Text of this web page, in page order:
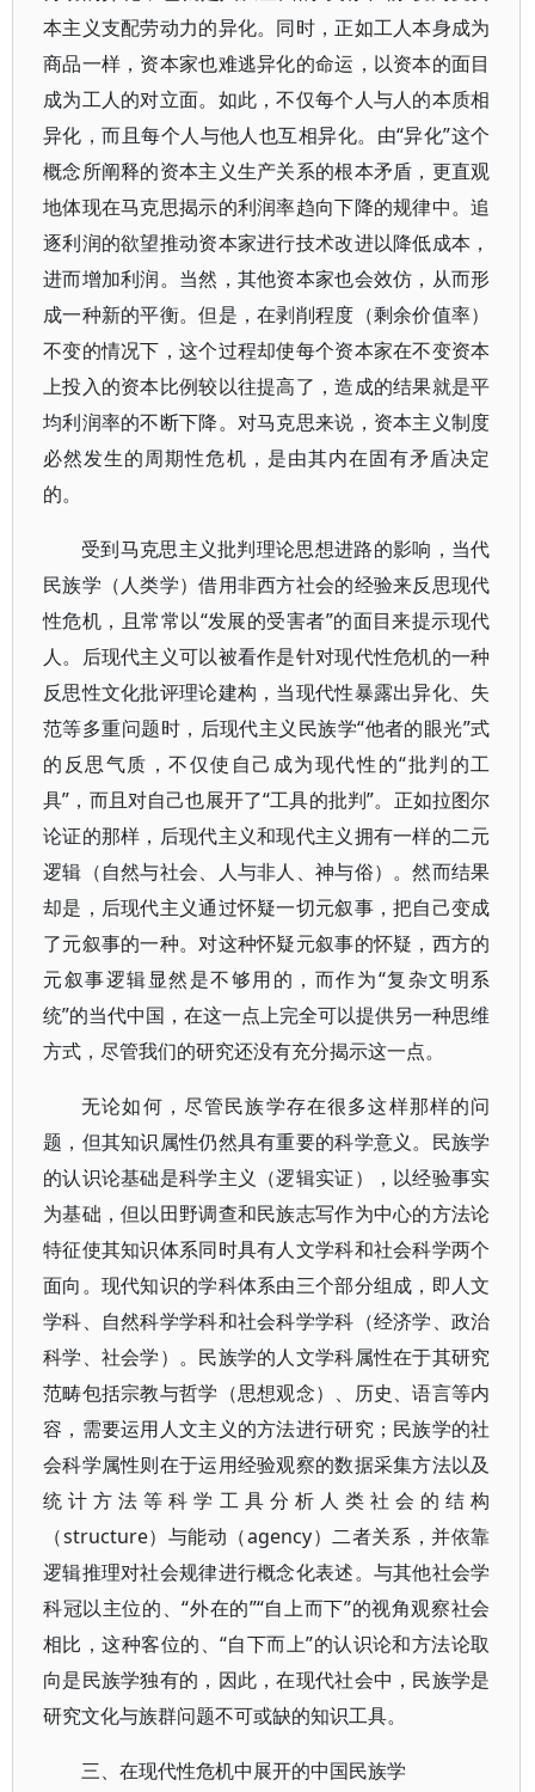
本主义支配劳动力的异化。同时，正如工人本身成为
商品一样，资本家也难逃异化的命运，以资本的面目
成为工人的对立面。如此，不仅每个人与人的本质相
异化，而且每个人与他人也互相异化。由“异化”这个
概念所阐释的资本主义生产关系的根本矛盾，更直观
地体现在马克思揭示的利润率趋向下降的规律中。追
逐利润的欲望推动资本家进行技术改进以降低成本，
进而增加利润。当然，其他资本家也会效仿，从而形
成一种新的平衡。但是，在剥削程度（剩余价值率）
不变的情况下，这个过程却使每个资本家在不变资本
上投入的资本比例较以往提高了，造成的结果就是平
均利润率的不断下降。对马克思来说，资本主义制度
必然发生的周期性危机，是由其内在固有矛盾决定
的。
受到马克思主义批判理论思想进路的影响，当代
民族学（人类学）借用非西方社会的经验来反思现代
性危机，且常常以“发展的受害者”的面目来提示现代
人。后现代主义可以被看作是针对现代性危机的一种
反思性文化批评理论建构，当现代性暴露出异化、失
范等多重问题时，后现代主义民族学“他者的眼光”式
的反思气质，不仅使自己成为现代性的“批判的工
具”，而且对自己也展开了“工具的批判”。正如拉图尔
论证的那样，后现代主义和现代主义拥有一样的二元
逻辑（自然与社会、人与非人、神与俗）。然而结果
却是，后现代主义通过怀疑一切元叙事，把自己变成
了元叙事的一种。对这种怀疑元叙事的怀疑，西方的
元叙事逻辑显然是不够用的，而作为“复杂文明系
统”的当代中国，在这一点上完全可以提供另一种思维
方式，尽管我们的研究还没有充分揭示这一点。
无论如何，尽管民族学存在很多这样那样的问
题，但其知识属性仍然具有重要的科学意义。民族学
的认识论基础是科学主义（逻辑实证），以经验事实
为基础，但以田野调查和民族志写作为中心的方法论
特征使其知识体系同时具有人文学科和社会科学两个
面向。现代知识的学科体系由三个部分组成，即人文
学科、自然科学学科和社会科学学科（经济学、政治
科学、社会学）。民族学的人文学科属性在于其研究
范畴包括宗教与哲学（思想观念）、历史、语言等内
容，需要运用人文主义的方法进行研究；民族学的社
会科学属性则在于运用经验观察的数据采集方法以及
统计方法等科学工具分析人类社会的结构
（structure）与能动（agency）二者关系，并依靠
逻辑推理对社会规律进行概念化表述。与其他社会学
科冠以主位的、“外在的”“自上而下”的视角观察社会
相比，这种客位的、“自下而上”的认识论和方法论取
向是民族学独有的，因此，在现代社会中，民族学是
研究文化与族群问题不可或缺的知识工具。
三、在现代性危机中展开的中国民族学